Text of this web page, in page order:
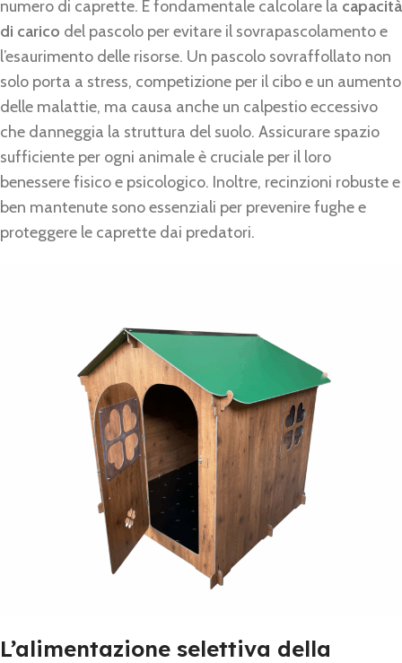
numero di caprette. È fondamentale calcolare la capacità
di carico del pascolo per evitare il sovrapascolamento e
l’esaurimento delle risorse. Un pascolo sovraffollato non
solo porta a stress, competizione per il cibo e un aumento
delle malattie, ma causa anche un calpestio eccessivo
che danneggia la struttura del suolo. Assicurare spazio
sufficiente per ogni animale è cruciale per il loro
benessere fisico e psicologico. Inoltre, recinzioni robuste e
ben mantenute sono essenziali per prevenire fughe e
proteggere le caprette dai predatori.
L’alimentazione selettiva della